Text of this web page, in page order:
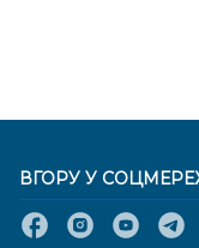
ВГОРУ У